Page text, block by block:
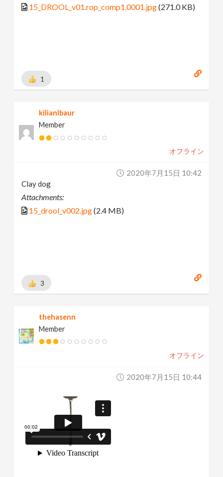
15_DROOL_v01.rop_comp1.0001.jpg(271.0 KB)
1
kilianlbaur
Member
オフライン
2020年7月15日 10:42
Clay dog
Attachments:
15_drool_v002.jpg(2.4 MB)
3
thehasenn
Member
オフライン
2020年7月15日 10:44